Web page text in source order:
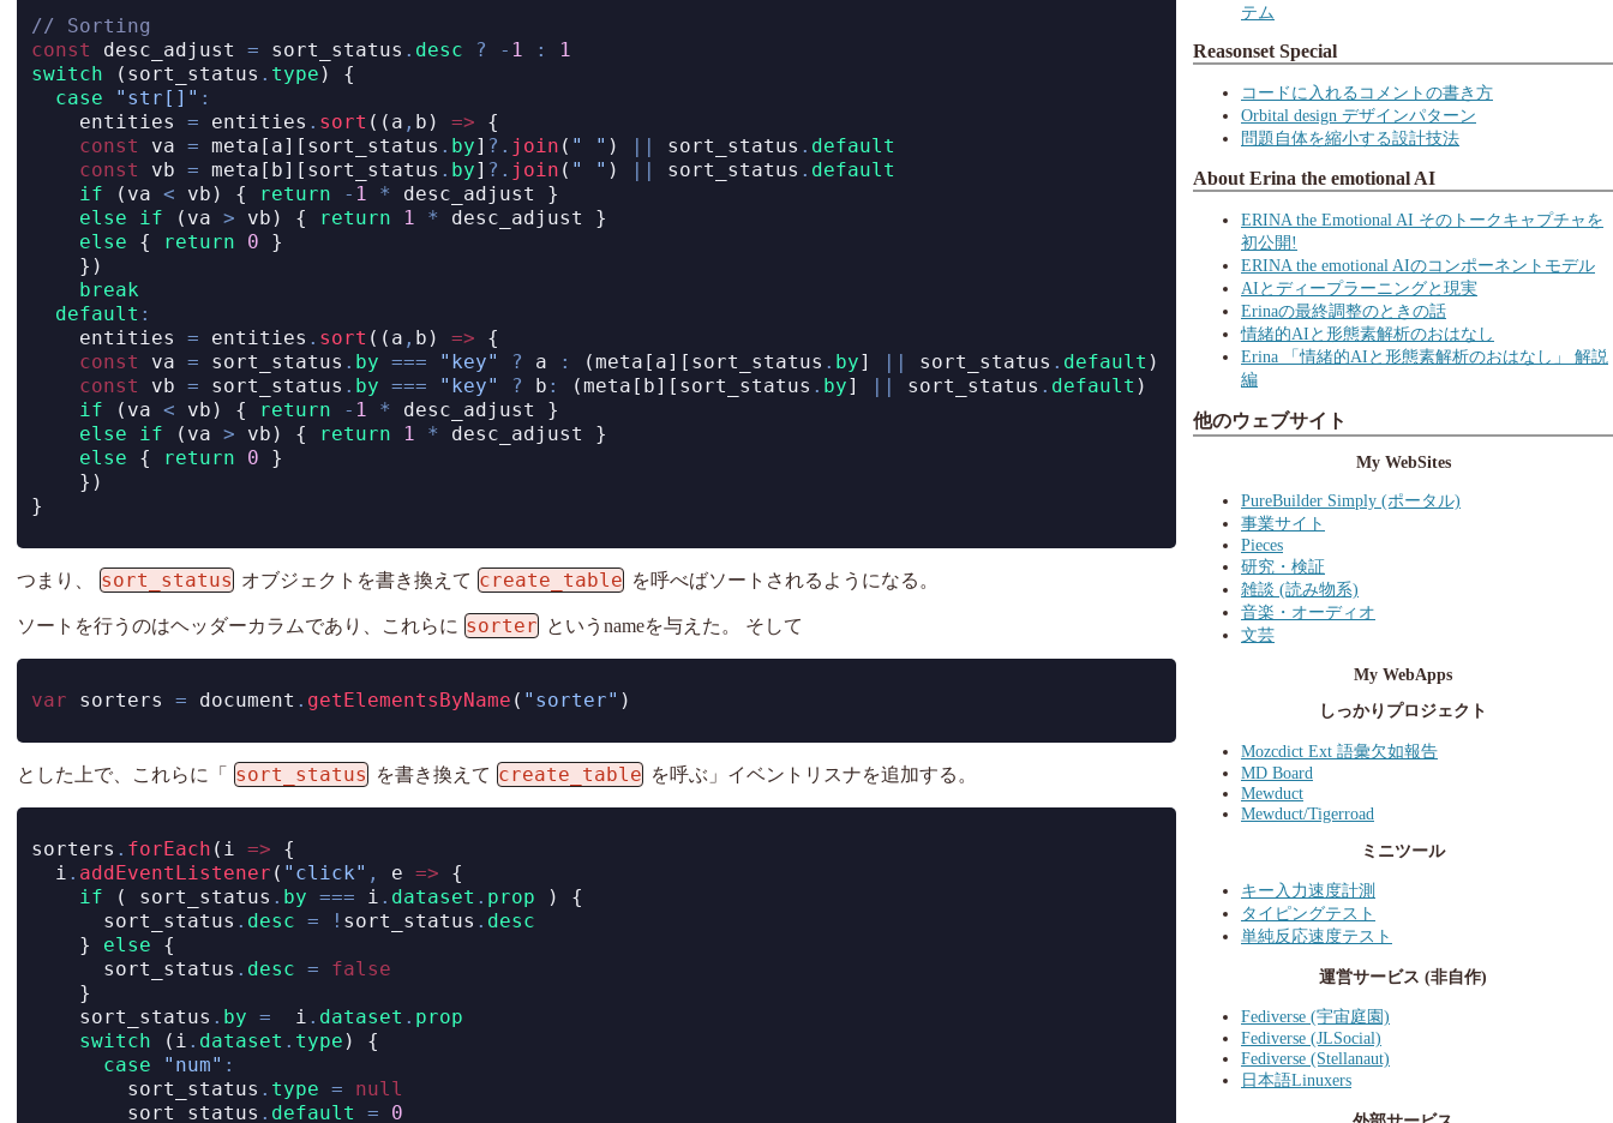
// Sorting
const desc_adjust = sort_status . desc ? - 1 :
1
switch (sort_status . type ) {
case
"str[]" :
    entities
= entities . sort ((a , b) => {
const va = meta[a][sort_status . by] ?. join ( " " ) sort_status . default
const vb = meta[b][sort_status . by] ?. join ( " " ) sort_status . default
if (va < vb) { return - 1 * desc_adjust }
else
if (va > vb) { return 1 * desc_adjust }
else { return 0 }
    })
break
default :
    entities
= entities . sort ((a , b) => {
const va = sort_status . by === "key" ? a : (meta[a][sort_status . by] sort_status . default )
const vb = sort_status . by === "key" ? b : (meta[b][sort_status . by] sort_status . default )
if (va < vb) { return - 1 * desc_adjust }
else
if (va > vb) { return 1 * desc_adjust }
else { return 0 }
    })
}
つまり、 sort_status オブジェクトを書き換えて create_table を呼べばソートされるようになる。
ソートを行うのはヘッダーカラムであり、これらに sorter というnameを与えた。 そして
var sorters = document . getElementsByName ( "sorter" )
とした上で、これらに「 sort_status を書き換えて create_table を呼ぶ」イベントリスナを追加する。
sorters . forEach (i => {
  i
. addEventListener ( "click" , e => {
if ( sort_status . by === i . dataset . prop ) {
      sort_status
. desc = ! sort_status . desc
    }
else {
      sort_status
. desc =
false
    }
    sort_status
. by =
  i
. dataset . prop
switch (i . dataset . type ) {
case
"num" :
        sort_status
. type =
null
        sort_status
. default = 0
テム
Reasonset Special
コードに入れるコメントの書き方
Orbital design デザインパターン
問題自体を縮小する設計技法
About Erina the emotional AI
ERINA the Emotional AI そのトークキャプチャを
初公開!
ERINA the emotional AIのコンポーネントモデル
AIとディープラーニングと現実
Erinaの最終調整のときの話
情緒的AIと形態素解析のおはなし
Erina 「情緒的AIと形態素解析のおはなし」 解説
編
他のウェブサイト
My WebSites
PureBuilder Simply (ポータル)
事業サイト
Pieces
研究・検証
雑談 (読み物系)
音楽・オーディオ
文芸
My WebApps
しっかりプロジェクト
Mozcdict Ext 語彙欠如報告
MD Board
Mewduct
Mewduct/Tigerroad
ミニツール
キー入力速度計測
タイピングテスト
単純反応速度テスト
運営サービス (非自作)
Fediverse (宇宙庭園)
Fediverse (JLSocial)
Fediverse (Stellanaut)
日本語Linuxers